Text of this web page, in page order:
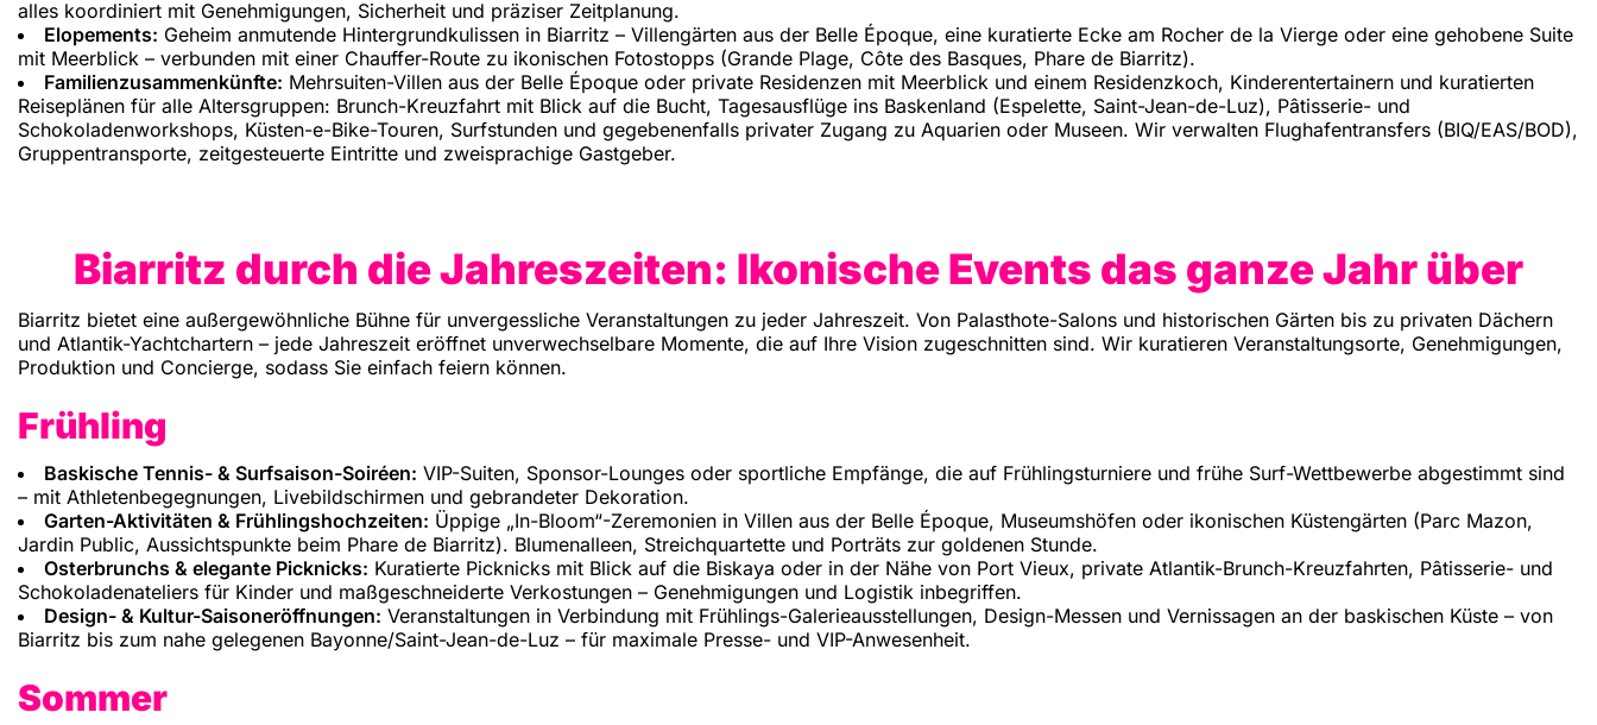
alles koordiniert mit Genehmigungen, Sicherheit und präziser Zeitplanung.
Elopements: Geheim anmutende Hintergrundkulissen in Biarritz – Villengärten aus der Belle Époque, eine kuratierte Ecke am Rocher de la Vierge oder eine gehobene Suite
mit Meerblick – verbunden mit einer Chauffer-Route zu ikonischen Fotostopps (Grande Plage, Côte des Basques, Phare de Biarritz).
Familienzusammenkünfte: Mehrsuiten-Villen aus der Belle Époque oder private Residenzen mit Meerblick und einem Residenzkoch, Kinderentertainern und kuratierten
Reiseplänen für alle Altersgruppen: Brunch-Kreuzfahrt mit Blick auf die Bucht, Tagesausflüge ins Baskenland (Espelette, Saint-Jean-de-Luz), Pâtisserie- und
Schokoladenworkshops, Küsten-e-Bike-Touren, Surfstunden und gegebenenfalls privater Zugang zu Aquarien oder Museen. Wir verwalten Flughafentransfers (BIQ/EAS/BOD),
Gruppentransporte, zeitgesteuerte Eintritte und zweisprachige Gastgeber.
Biarritz durch die Jahreszeiten: Ikonische Events das ganze Jahr über
Biarritz bietet eine außergewöhnliche Bühne für unvergessliche Veranstaltungen zu jeder Jahreszeit. Von Palasthote-Salons und historischen Gärten bis zu privaten Dächern
und Atlantik-Yachtchartern – jede Jahreszeit eröffnet unverwechselbare Momente, die auf Ihre Vision zugeschnitten sind. Wir kuratieren Veranstaltungsorte, Genehmigungen,
Produktion und Concierge, sodass Sie einfach feiern können.
Frühling
Baskische Tennis- & Surfsaison-Soiréen: VIP-Suiten, Sponsor-Lounges oder sportliche Empfänge, die auf Frühlingsturniere und frühe Surf-Wettbewerbe abgestimmt sind
– mit Athletenbegegnungen, Livebildschirmen und gebrandeter Dekoration.
Garten-Aktivitäten & Frühlingshochzeiten: Üppige „In-Bloom“-Zeremonien in Villen aus der Belle Époque, Museumshöfen oder ikonischen Küstengärten (Parc Mazon,
Jardin Public, Aussichtspunkte beim Phare de Biarritz). Blumenalleen, Streichquartette und Porträts zur goldenen Stunde.
Osterbrunchs & elegante Picknicks: Kuratierte Picknicks mit Blick auf die Biskaya oder in der Nähe von Port Vieux, private Atlantik-Brunch-Kreuzfahrten, Pâtisserie- und
Schokoladenateliers für Kinder und maßgeschneiderte Verkostungen – Genehmigungen und Logistik inbegriffen.
Design- & Kultur-Saisoneröffnungen: Veranstaltungen in Verbindung mit Frühlings-Galerieausstellungen, Design-Messen und Vernissagen an der baskischen Küste – von
Biarritz bis zum nahe gelegenen Bayonne/Saint-Jean-de-Luz – für maximale Presse- und VIP-Anwesenheit.
Sommer